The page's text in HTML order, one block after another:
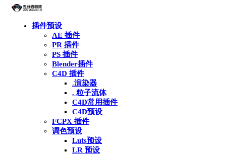
插件预设
AE 插件
PR 插件
PS 插件
Blender插件
C4D 插件
.渲染器
. 粒子流体
C4D常用插件
C4D预设
FCPX 插件
调色预设
Luts预设
LR 预设